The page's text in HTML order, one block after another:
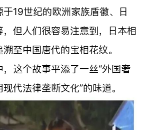
于19世纪的欧洲家族盾徽、日
，但人们很容易注意到，日本相
至中国唐代的宝相花纹。
这个故事平添了一丝“外国奢
代法律垄断文化”的味道。